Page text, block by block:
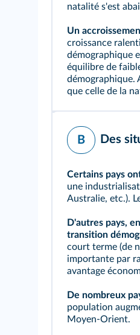
natalité s'est
Un
croissance
démographique
équilibre de
démographique.
que celle de la
B Des
Certains pays
une
Australie, etc.).
D'autres pays,
transition
court terme (de
importante par
avantage
De nombreux
population
Moyen-Orient.